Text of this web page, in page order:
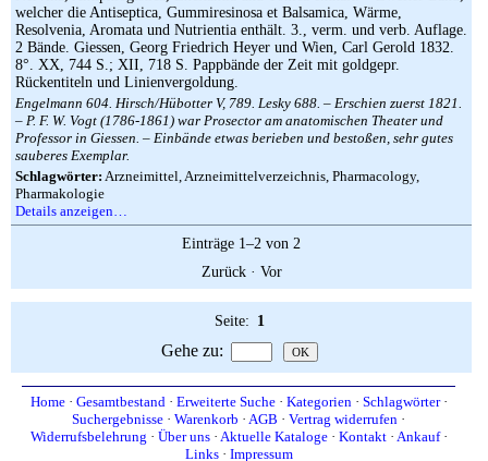
welcher die Antiseptica, Gummiresinosa et Balsamica, Wärme,
Resolvenia, Aromata und Nutrientia enthält. 3., verm. und verb. Auflage.
2 Bände. Giessen, Georg Friedrich Heyer und Wien, Carl Gerold 1832.
8°. XX, 744 S.; XII, 718 S. Pappbände der Zeit mit goldgepr.
Rückentiteln und Linienvergoldung.
Engelmann 604. Hirsch/Hübotter V, 789. Lesky 688. – Erschien zuerst 1821.
– P. F. W. Vogt (1786-1861) war Prosector am anatomischen Theater und
Professor in Giessen. – Einbände etwas berieben und bestoßen, sehr gutes
sauberes Exemplar.
Schlagwörter: Arzneimittel, Arzneimittelverzeichnis, Pharmacology,
Pharmakologie
Details anzeigen…
Einträge 1–2 von 2
Zurück· Vor
Seite: 1
Gehe zu:
Home· Gesamtbestand· Erweiterte Suche· Kategorien· Schlagwörter·
Suchergebnisse · Warenkorb · AGB · Vertrag widerrufen ·
Widerrufsbelehrung · Über uns· Aktuelle Kataloge· Kontakt· Ankauf·
Links· Impressum